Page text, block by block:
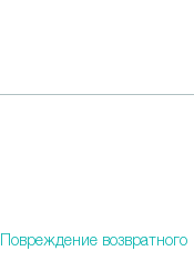
Повреждение возвратного